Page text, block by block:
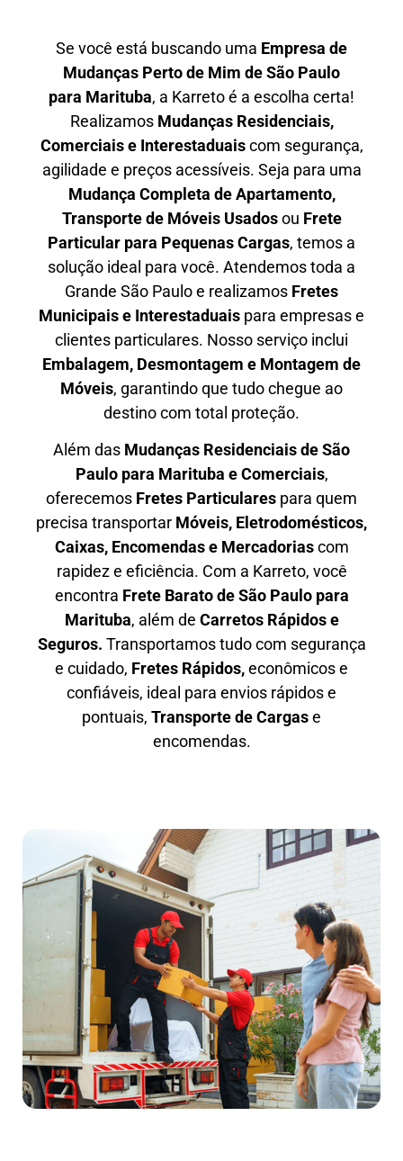
Se você está buscando uma Empresa de
Mudanças Perto de Mim de São Paulo
para Marituba, a Karreto é a escolha certa!
Realizamos Mudanças Residenciais,
Comerciais e Interestaduaiscom segurança,
agilidade e preços acessíveis. Seja para uma
Mudança Completa de Apartamento,
Transporte de Móveis Usadosou Frete
Particular para Pequenas Cargas, temos a
solução ideal para você. Atendemostoda a
Grande São Pauloe realizamos Fretes
Municipais e Interestaduais para empresas e
clientes particulares. Nosso serviço inclui
Embalagem, Desmontagem e Montagem de
Móveis, garantindo que tudo chegue ao
destino com total proteção.
Além das Mudanças Residenciais de São
Paulo para Marituba e Comerciais,
oferecemos Fretes Particulares para quem
precisa transportar Móveis, Eletrodomésticos,
Caixas, Encomendas e Mercadoriascom
rapidez e eficiência. Com a Karreto, você
encontra Frete Baratode São Paulo para
Marituba, além de Carretos Rápidos e
Seguros. Transportamos tudo com segurança
e cuidado, Fretes Rápidos,econômicos e
confiáveis, ideal para envios rápidos e
pontuais, Transporte de Cargase
encomendas.